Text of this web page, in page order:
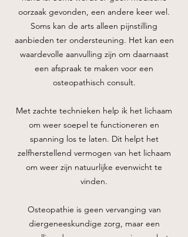
oorzaak gevonden, een andere keer wel.
Soms kan de arts alleen pijnstilling
aanbieden ter ondersteuning. Het kan een
waardevolle aanvulling zijn om daarnaast
een afspraak te maken voor een
osteopathisch consult.
Met zachte technieken help ik het lichaam
om weer soepel te functioneren en
spanning los te laten. Dit helpt het
zelfherstellend vermogen van het lichaam
om weer zijn natuurlijke evenwicht te
vinden.
Osteopathie is geen vervanging van
diergeneeskundige zorg, maar een